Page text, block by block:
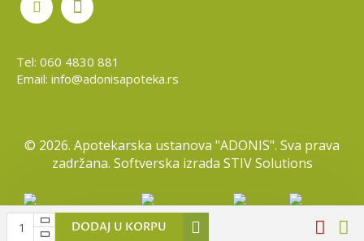
DODAJ U KORPU
Tel: 060 4830 881
Email: info@adonisapoteka.rs
© 2026. Apotekarska ustanova "ADONIS". Sva prava
zadržana. Softverska izrada STIV Solutions